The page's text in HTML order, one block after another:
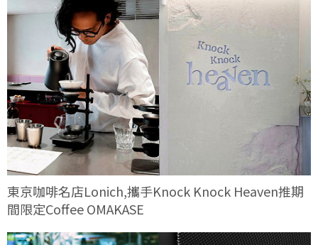
東京咖啡名店Lonich,攜手Knock Knock Heaven推期
間限定Coffee OMAKASE